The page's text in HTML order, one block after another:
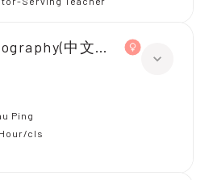
中文卷)、
Ping
cls